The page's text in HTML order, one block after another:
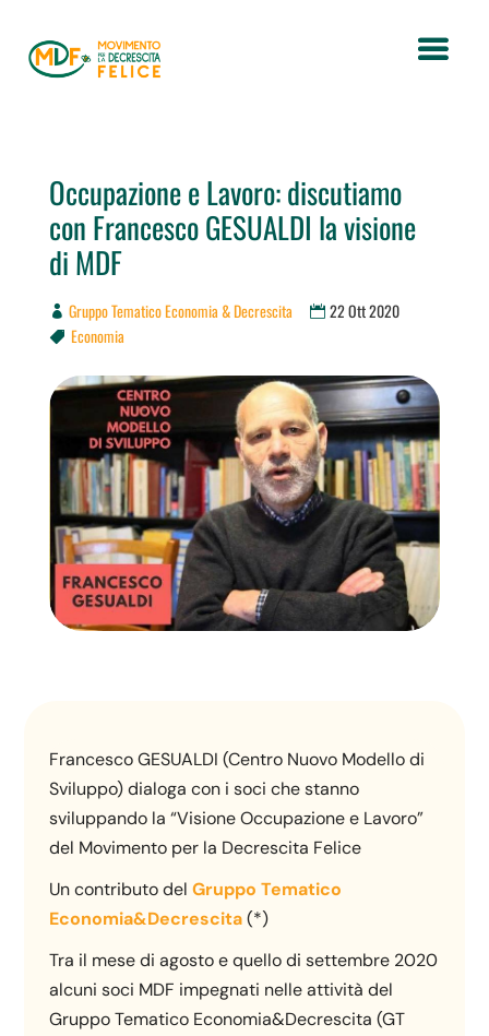
Occupazione e Lavoro: discutiamo
con Francesco GESUALDI la visione
di MDF
Gruppo Tematico Economia & Decrescita 22 Ott 2020
 Economia
Francesco GESUALDI (Centro Nuovo Modello di
Sviluppo) dialoga con i soci che stanno
sviluppando la “Visione Occupazione e Lavoro”
del Movimento per la Decrescita Felice
Un contributo delGruppo Tematico
Economia&Decrescita(*)
Tra il mese di agosto e quello di settembre 2020
alcuni soci MDF impegnati nelle attività del
Gruppo Tematico Economia&Decrescita (GT